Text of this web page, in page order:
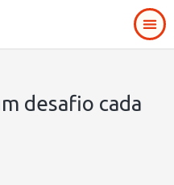
desafio cada